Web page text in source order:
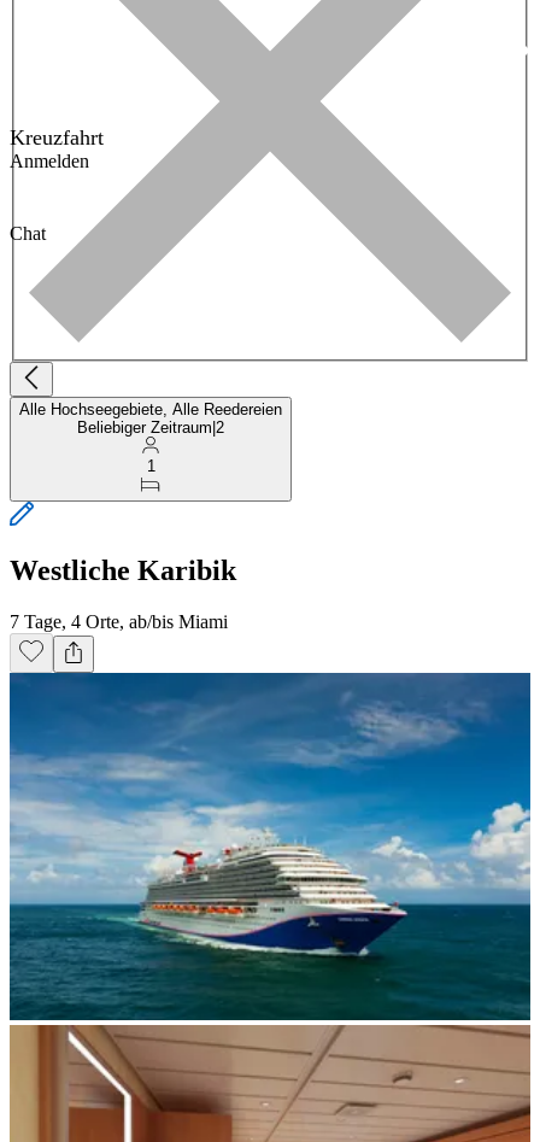
Kreuzfahrt
Anmelden
Chat
Alle Hochseegebiete, Alle Reedereien
Beliebiger Zeitraum 2
1
Westliche Karibik
7 Tage, 4 Orte, ab/bis Miami